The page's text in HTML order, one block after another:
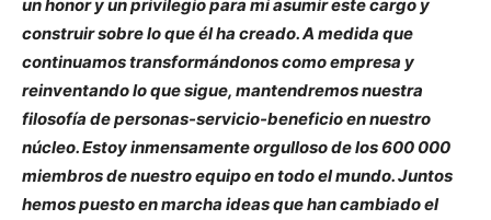
un honor y un privilegio para mí asumir este cargo y
construir sobre lo que él ha creado. A medida que
continuamos transformándonos como empresa y
reinventando lo que sigue, mantendremos nuestra
filosofía de personas-servicio-beneficio en nuestro
núcleo. Estoy inmensamente orgulloso de los 600 000
miembros de nuestro equipo en todo el mundo. Juntos
hemos puesto en marcha ideas que han cambiado el